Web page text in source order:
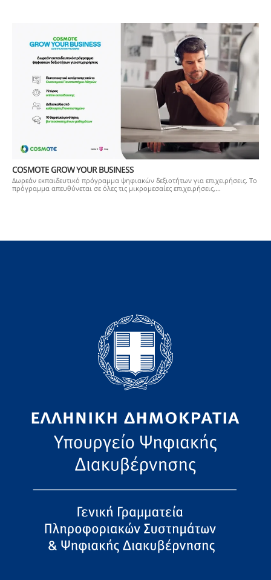
COSMOTE GROW YOUR BUSINESS
Δωρεάν εκπαιδευτικό πρόγραμμα ψηφιακών δεξιοτήτων για επιχειρήσεις. Τo
πρόγραμμα απευθύνεται σε όλες τις μικρομεσαίες επιχειρήσεις,...